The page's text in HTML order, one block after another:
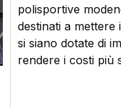
polisportive
destinati a
si siano dotate di
rendere i costi più